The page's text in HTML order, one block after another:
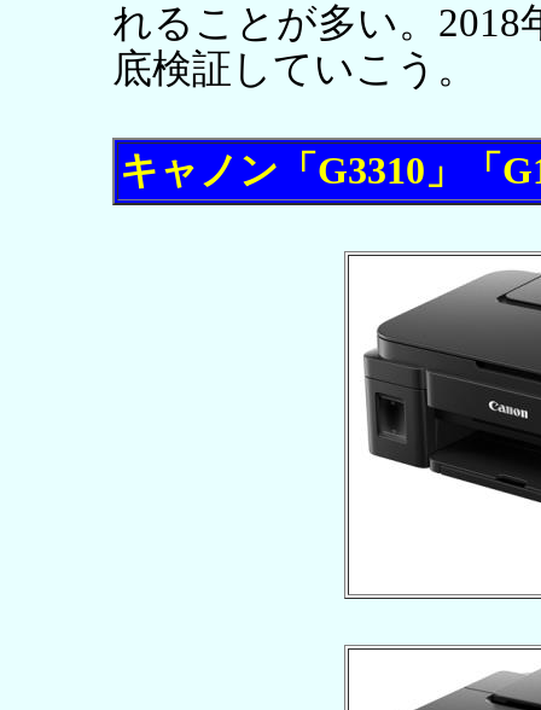
れることが多い。
底検証していこう。
キャノン「G3310」「